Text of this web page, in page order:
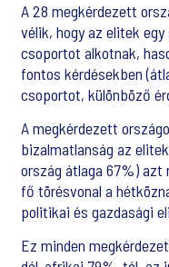
A 28 megkérdezett
vélik, hogy az elitek
csoportot alkotnak,
fontos kérdésekben
csoportot, különböző
A megkérdezett
bizalmatlanság az
ország átlaga 67%) azt
fő törésvonal a
politikai és gazdasági
Ez minden